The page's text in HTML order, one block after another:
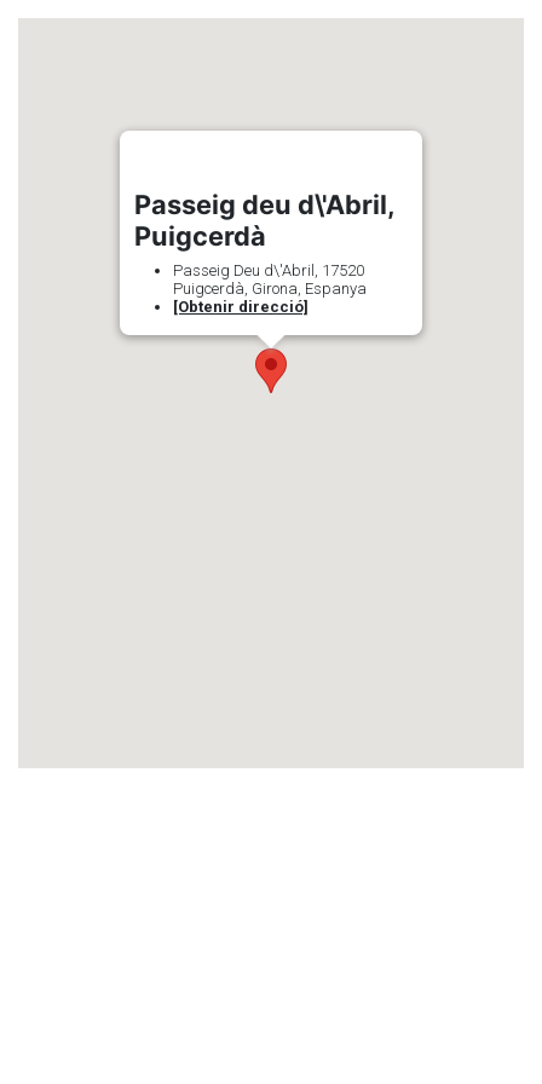
Passeig deu d\'Abril,
Puigcerdà
Passeig Deu d\'Abril, 17520
Puigcerdà, Girona, Espanya
[Obtenir direcció]